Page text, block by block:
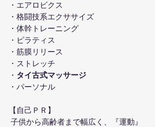
・エアロビクス
・格闘技系エクササイズ
・体幹トレーニング
・ピラティス
・筋膜リリース
・ストレッチ
・ タイ古式マッサージ
・パーソナル
【自己ＰＲ】
子供から高齢者まで幅広く、『運動』